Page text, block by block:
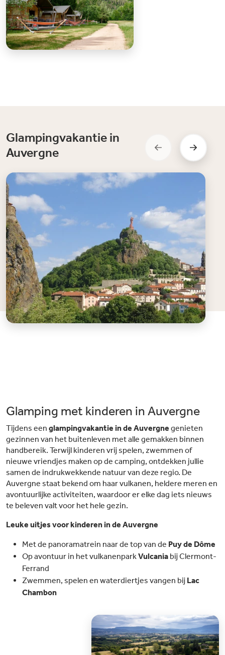
Glampingvakantie in
Auvergne
Glamping met kinderen in Auvergne
Tijdens een glampingvakantie in de Auvergne genieten
gezinnen van het buitenleven met alle gemakken binnen
handbereik. Terwijl kinderen vrij spelen, zwemmen of
nieuwe vriendjes maken op de camping, ontdekken jullie
samen de indrukwekkende natuur van deze regio. De
Auvergne staat bekend om haar vulkanen, heldere meren en
avontuurlijke activiteiten, waardoor er elke dag iets nieuws
te beleven valt voor het hele gezin.
Leuke uitjes voor kinderen in de Auvergne
Met de panoramatrein naar de top van de Puy de Dôme
Op avontuur in het vulkanenparkVulcania bij Clermont-
Ferrand
Zwemmen, spelen en waterdiertjes vangen bij Lac
Chambon